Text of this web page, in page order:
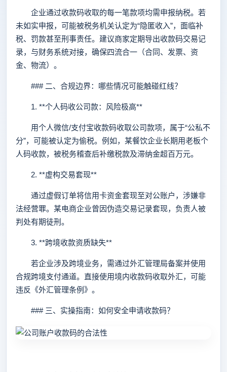
企业通过收款码收取的每一笔款项均需申报纳税。若
未如实申报，可能被税务机关认定为“隐匿收入”，面临补
税、罚款甚至刑事责任。建议商家定期导出收款码交易记
录，与财务系统对接，确保四流合一（合同、发票、资
金、物流）。
### 二、合规边界：哪些情况可能触碰红线？
1. **个人码收公司款：风险极高**
用个人微信/支付宝收款码收取公司款项，属于“公私不
分”，可能被认定为偷税。例如，某餐饮企业长期用老板个
人码收款，被税务稽查后补缴税款及滞纳金超百万元。
2. **虚构交易套现**
通过虚假订单将信用卡资金套现至对公账户，涉嫌非
法经营罪。某电商企业曾因伪造交易记录套现，负责人被
判处有期徒刑。
3. **跨境收款资质缺失**
若企业涉及跨境业务，需通过外汇管理局备案并使用
合规跨境支付通道。直接使用境内收款码收取外汇，可能
违反《外汇管理条例》。
### 三、实操指南：如何安全申请收款码？